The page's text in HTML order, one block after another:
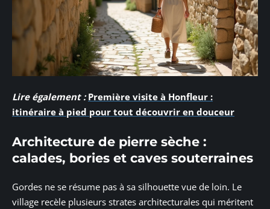
Lire également : Première visite à Honfleur :
itinéraire à pied pour tout découvrir en douceur
Architecture de pierre sèche :
calades, bories et caves souterraines
Gordes ne se résume pas à sa silhouette vue de loin. Le
village recèle plusieurs strates architecturales qui méritent